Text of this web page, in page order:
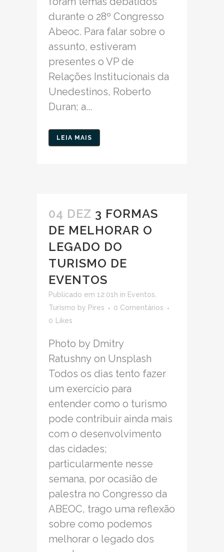
durante o 28º Congresso
Abeoc. Para falar sobre o
assunto, estiveram
presentes o VP de
Relações Institucionais da
Unedestinos, Roberto
Duran; a...
LEIA MAIS
04 DEZ 3 FORMAS
DE MELHORAR O
LEGADO DO
TURISMO DE
EVENTOS
Publicado em 12:01h in Eventos
Turismo by Pires
0 Comentários
0
Likes
Photo by Dmitry
Ratushny on Unsplash
Todos os dias tento fazer
um exercício para
entender como o turismo
pode contribuir ainda mais
com o desenvolvimento
das cidades;
particularmente nesse
semana, por ocasião de
palestra no Congresso da
ABEOC, trago uma reflexão
sobre como podemos
melhorar o legado dos